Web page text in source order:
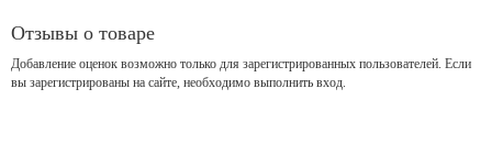
Отзывы о товаре
Добавление оценок возможно только для зарегистрированных пользователей. Если
вы зарегистрированы на сайте, необходимо выполнить вход.